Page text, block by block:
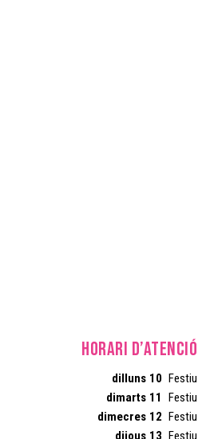
HORARI D’ATENCIÓ
dilluns 10 Festiu
dimarts 11
Festiu
dimecres 12 Festiu
dijous 13 Festiu